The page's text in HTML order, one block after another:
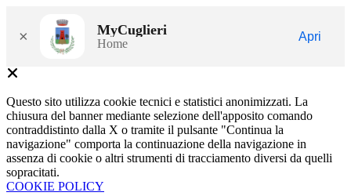
× MyCuglieri
Home
Apri
Questo sito utilizza cookie tecnici e statistici anonimizzati. La
chiusura del banner mediante selezione dell'apposito comando
contraddistinto dalla X o tramite il pulsante "Continua la
navigazione" comporta la continuazione della navigazione in
assenza di cookie o altri strumenti di tracciamento diversi da quelli
sopracitati.
COOKIE POLICY